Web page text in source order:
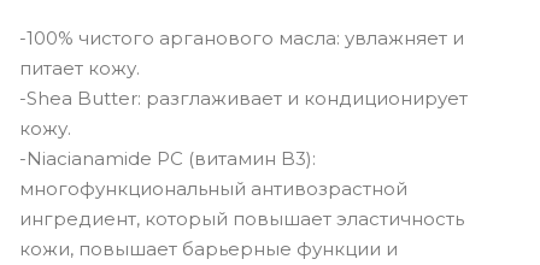
-100% чистого арганового масла: увлажняет и
питает кожу.
-Shea Butter: разглаживает и кондиционирует
кожу.
-Niacianamide PC (витамин B3):
многофункциональный антивозрастной
ингредиент, который повышает эластичность
кожи, повышает барьерные функции и